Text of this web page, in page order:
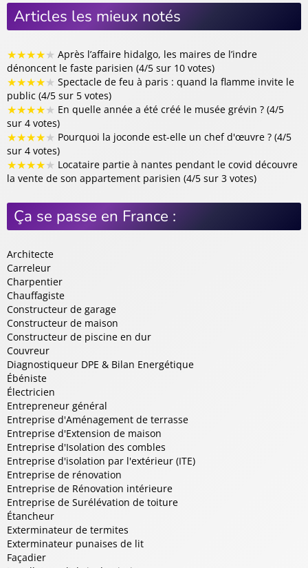
Articles les mieux notés
★★★★★ Après l’affaire hidalgo, les maires de l’indre
dénoncent le faste parisien (4/5 sur 10 votes)
★★★★★ Spectacle de feu à paris : quand la flamme invite le
public (4/5 sur 5 votes)
★★★★★ En quelle année a été créé le musée grévin ? (4/5
sur 4 votes)
★★★★★ Pourquoi la joconde est-elle un chef d'œuvre ? (4/5
sur 4 votes)
★★★★★ Locataire partie à nantes pendant le covid découvre
la vente de son appartement parisien (4/5 sur 3 votes)
Ça se passe en France :
Architecte
Carreleur
Charpentier
Chauffagiste
Constructeur de garage
Constructeur de maison
Constructeur de piscine en dur
Couvreur
Diagnostiqueur DPE & Bilan Energétique
Ébéniste
Électricien
Entrepreneur général
Entreprise d'Aménagement de terrasse
Entreprise d'Extension de maison
Entreprise d'Isolation des combles
Entreprise d'isolation par l'extérieur (ITE)
Entreprise de rénovation
Entreprise de Rénovation intérieure
Entreprise de Surélévation de toiture
Étancheur
Exterminateur de termites
Exterminateur punaises de lit
Façadier